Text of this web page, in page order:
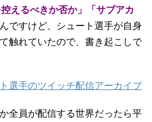
えるべきか否か」「サブアカ
ですけど、シュート選手が自身
触れていたので、書き起こしで
選手のツイッチ配信アーカイブ
全員が配信する世界だったら平